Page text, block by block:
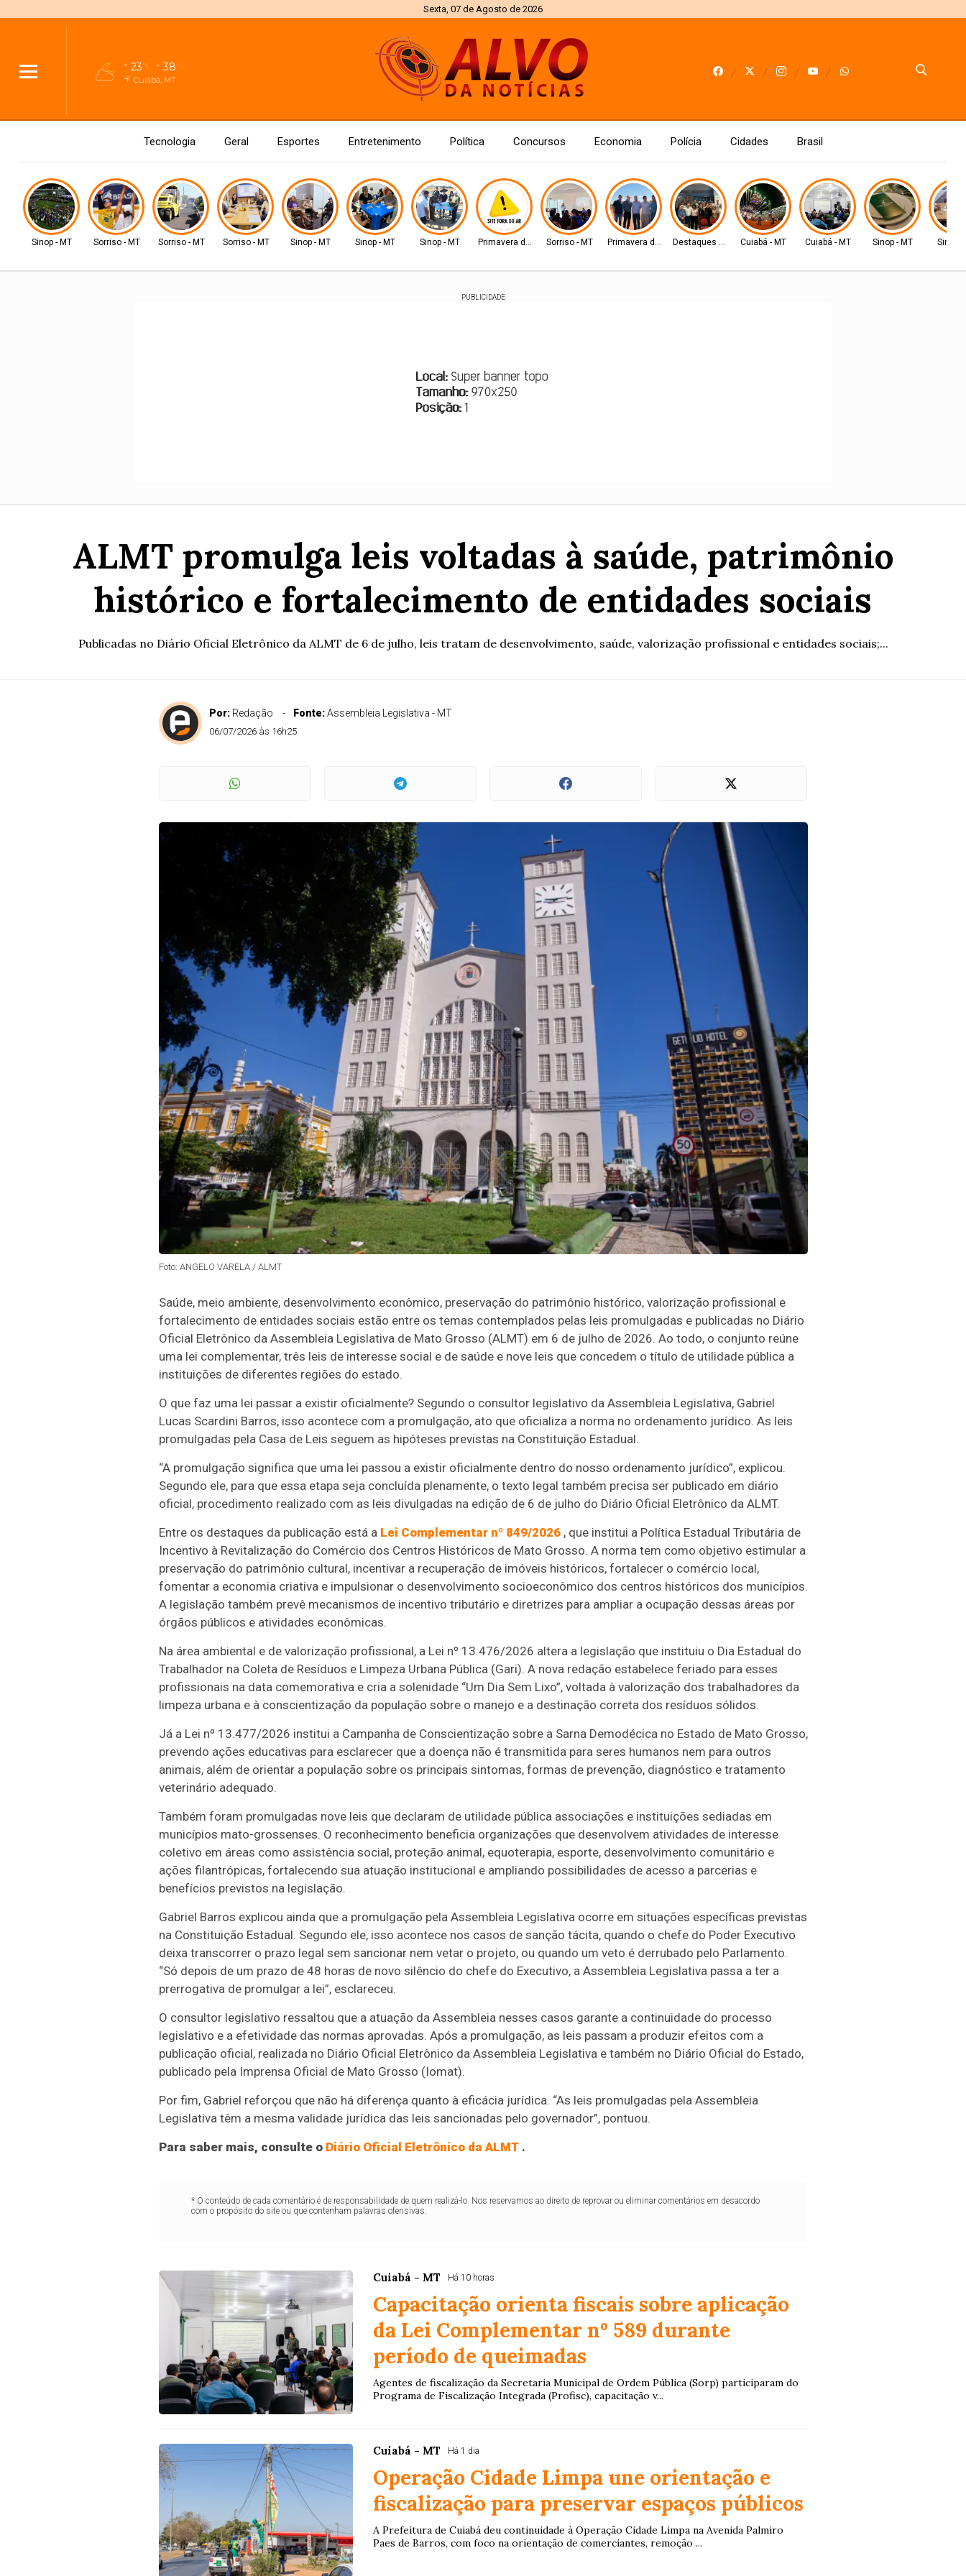
Sexta, 07 de Agosto de 2026
23°C 38°C
Cuiabá, MT
Tecnologia Geral Esportes Entretenimento Política Concursos Economia Polícia Cidades Brasil
Sinop - MT Sorriso - MT Sorriso - MT Sorriso - MT Sinop - MT Sinop - MT Sinop - MT Primavera do LesteSorriso - MT Primavera do LesteDestaques AMM Cuiabá - MT Cuiabá - MT Sinop - MT Sinop -
PUBLICIDADE
ALMT promulga leis voltadas à saúde, patrimônio
histórico e fortalecimento de entidades sociais
Publicadas no Diário Oficial Eletrônico da ALMT de 6 de julho, leis tratam de desenvolvimento, saúde, valorização profissional e entidades sociais;...
Por: Redação Fonte:Assembleia Legislativa - MT
06/07/2026 às 16h25
Foto: ANGELO VARELA / ALMT
Saúde, meio ambiente, desenvolvimento econômico, preservação do patrimônio histórico, valorização profissional e
fortalecimento de entidades sociais estão entre os temas contemplados pelas leis promulgadas e publicadas no Diário
Oficial Eletrônico da Assembleia Legislativa de Mato Grosso (ALMT) em 6 de julho de 2026. Ao todo, o conjunto reúne
uma lei complementar, três leis de interesse social e de saúde e nove leis que concedem o título de utilidade pública a
instituições de diferentes regiões do estado.
O que faz uma lei passar a existir oficialmente? Segundo o consultor legislativo da Assembleia Legislativa, Gabriel
Lucas Scardini Barros, isso acontece com a promulgação, ato que oficializa a norma no ordenamento jurídico. As leis
promulgadas pela Casa de Leis seguem as hipóteses previstas na Constituição Estadual.
“A promulgação significa que uma lei passou a existir oficialmente dentro do nosso ordenamento jurídico”, explicou.
Segundo ele, para que essa etapa seja concluída plenamente, o texto legal também precisa ser publicado em diário
oficial, procedimento realizado com as leis divulgadas na edição de 6 de julho do Diário Oficial Eletrônico da ALMT.
Entre os destaques da publicação está a Lei Complementar nº 849/2026, que institui a Política Estadual Tributária de
Incentivo à Revitalização do Comércio dos Centros Históricos de Mato Grosso. A norma tem como objetivo estimular a
preservação do patrimônio cultural, incentivar a recuperação de imóveis históricos, fortalecer o comércio local,
fomentar a economia criativa e impulsionar o desenvolvimento socioeconômico dos centros históricos dos municípios.
A legislação também prevê mecanismos de incentivo tributário e diretrizes para ampliar a ocupação dessas áreas por
órgãos públicos e atividades econômicas.
Na área ambiental e de valorização profissional, a Lei nº 13.476/2026 altera a legislação que instituiu o Dia Estadual do
Trabalhador na Coleta de Resíduos e Limpeza Urbana Pública (Gari). A nova redação estabelece feriado para esses
profissionais na data comemorativa e cria a solenidade “Um Dia Sem Lixo”, voltada à valorização dos trabalhadores da
limpeza urbana e à conscientização da população sobre o manejo e a destinação correta dos resíduos sólidos.
Já a Lei nº 13.477/2026 institui a Campanha de Conscientização sobre a Sarna Demodécica no Estado de Mato Grosso,
prevendo ações educativas para esclarecer que a doença não é transmitida para seres humanos nem para outros
animais, além de orientar a população sobre os principais sintomas, formas de prevenção, diagnóstico e tratamento
veterinário adequado.
Também foram promulgadas nove leis que declaram de utilidade pública associações e instituições sediadas em
municípios mato-grossenses. O reconhecimento beneficia organizações que desenvolvem atividades de interesse
coletivo em áreas como assistência social, proteção animal, equoterapia, esporte, desenvolvimento comunitário e
ações filantrópicas, fortalecendo sua atuação institucional e ampliando possibilidades de acesso a parcerias e
benefícios previstos na legislação.
Gabriel Barros explicou ainda que a promulgação pela Assembleia Legislativa ocorre em situações específicas previstas
na Constituição Estadual. Segundo ele, isso acontece nos casos de sanção tácita, quando o chefe do Poder Executivo
deixa transcorrer o prazo legal sem sancionar nem vetar o projeto, ou quando um veto é derrubado pelo Parlamento.
“Só depois de um prazo de 48 horas de novo silêncio do chefe do Executivo, a Assembleia Legislativa passa a ter a
prerrogativa de promulgar a lei”, esclareceu.
O consultor legislativo ressaltou que a atuação da Assembleia nesses casos garante a continuidade do processo
legislativo e a efetividade das normas aprovadas. Após a promulgação, as leis passam a produzir efeitos com a
publicação oficial, realizada no Diário Oficial Eletrônico da Assembleia Legislativa e também no Diário Oficial do Estado,
publicado pela Imprensa Oficial de Mato Grosso (Iomat).
Por fim, Gabriel reforçou que não há diferença quanto à eficácia jurídica. “As leis promulgadas pela Assembleia
Legislativa têm a mesma validade jurídica das leis sancionadas pelo governador”, pontuou.
Para saber mais, consulte o Diário Oficial Eletrônico da ALMT .
* O conteúdo de cada comentário é de responsabilidade de quem realizá-lo. Nos reservamos ao direito de reprovar ou eliminar comentários em desacordo
com o propósito do site ou que contenham palavras ofensivas.
Cuiabá - MT Há 10 horas
Capacitação orienta fiscais sobre aplicação
da Lei Complementar nº 589 durante
período de queimadas
Agentes de fiscalização da Secretaria Municipal de Ordem Pública (Sorp) participaram do
Programa de Fiscalização Integrada (Profisc), capacitação v...
Cuiabá - MT Há 1 dia
Operação Cidade Limpa une orientação e
fiscalização para preservar espaços públicos
A Prefeitura de Cuiabá deu continuidade à Operação Cidade Limpa na Avenida Palmiro
Paes de Barros, com foco na orientação de comerciantes, remoção ...